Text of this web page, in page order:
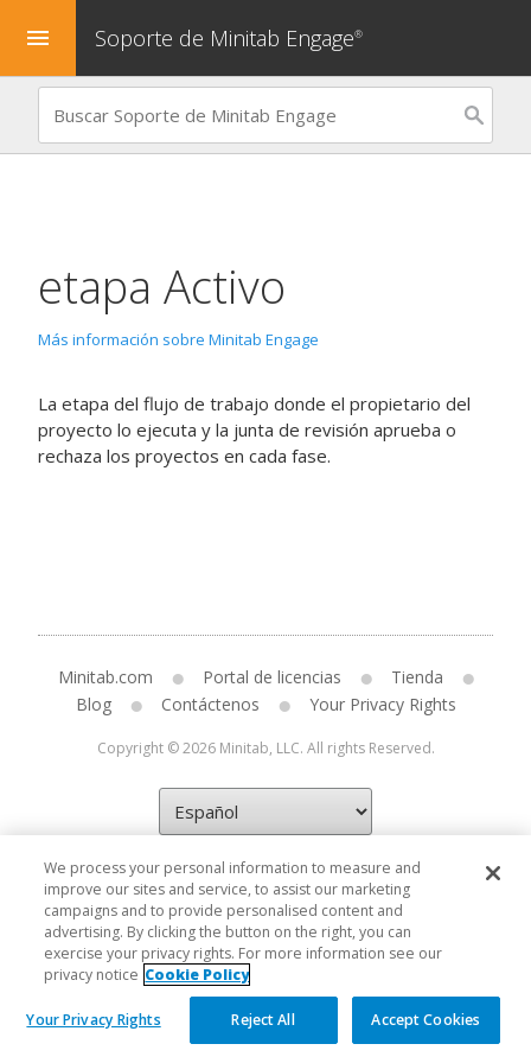
menu Soporte de Minitab Engage®
etapa Activo
Más información sobre Minitab Engage
La etapa del flujo de trabajo donde el propietario del
proyecto lo ejecuta y la junta de revisión aprueba o
rechaza los proyectos en cada fase.
Minitab.com Portal de licencias
Tienda
Blog
Contáctenos Your Privacy Rights
Copyright © 2026 Minitab, LLC. All rights Reserved.
We process your personal information to measure and
improve our sites and service, to assist our marketing
campaigns and to provide personalised content and
advertising. By clicking the button on the right, you can
exercise your privacy rights. For more information see our
privacy notice Cookie Policy
Your Privacy Rights Reject All Accept Cookies